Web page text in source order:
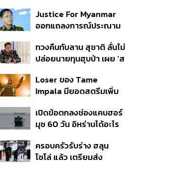
อยู่ในอันตราย
Justice For Myanmar
ออกแถลงการณ์ประณาม
หล่ายเยือน เรียกร้องหยุด
ให้ความชอบธรรมรัฐบาล
ทวงคืนทับลาน สุชาติ ลั่นไม่
ปล่อยนายทุนฮุบป่า เผย ‘ส
40% เตือนผู้ฝ่าฝืนเจอขั้น
เด็ดขาด
Loser ของ Tame
Impala มียอดสตรีมเพิ่ม
ประกอบ Spider-Man
เปิดข้อตกลงช่องแคบฮอร์
มุซ 60 วัน อิหร่านได้อะไร
ครอบครัวรับร่าง ฮลุน
โซโล่ แล้ว เตรียมส่ง